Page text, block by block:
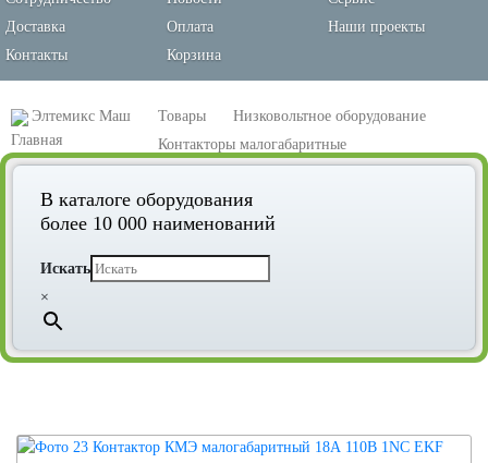
Доставка
Оплата
Наши проекты
Контакты
Корзина
Элтемикс Маш Товары
Низковольтное оборудование
Контакторы малогабаритные
Контактор КМЭ малогабаритный 18А 110В 1NC EKF PROxima
В каталоге оборудования
более 10 000 наименований
Искать
×